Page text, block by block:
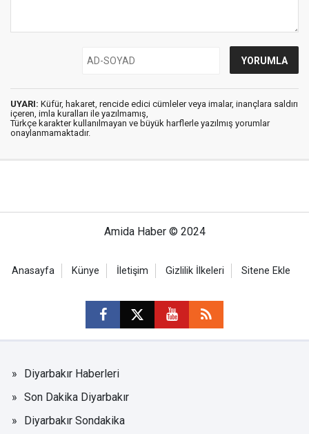
UYARI: Küfür, hakaret, rencide edici cümleler veya imalar, inançlara saldırı
içeren, imla kuralları ile yazılmamış,
Türkçe karakter kullanılmayan ve büyük harflerle yazılmış yorumlar
onaylanmamaktadır.
Amida Haber © 2024
Anasayfa Künye İletişim Gizlilik İlkeleri Sitene Ekle
Diyarbakır Haberleri
Son Dakika Diyarbakır
Diyarbakır Sondakika